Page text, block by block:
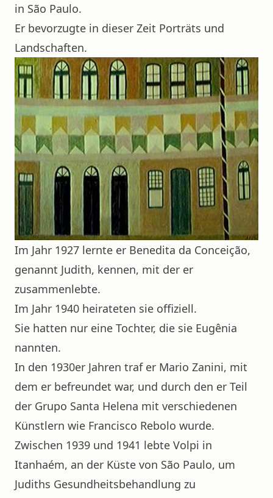
in São Paulo.
Er bevorzugte in dieser Zeit Porträts und
Landschaften.
Im Jahr 1927 lernte er Benedita da Conceição,
genannt Judith, kennen, mit der er
zusammenlebte.
Im Jahr 1940 heirateten sie offiziell.
Sie hatten nur eine Tochter, die sie Eugênia
nannten.
In den 1930er Jahren traf er Mario Zanini, mit
dem er befreundet war, und durch den er Teil
der Grupo Santa Helena mit verschiedenen
Künstlern wie Francisco Rebolo wurde.
Zwischen 1939 und 1941 lebte Volpi in
Itanhaém, an der Küste von São Paulo, um
Judiths Gesundheitsbehandlung zu